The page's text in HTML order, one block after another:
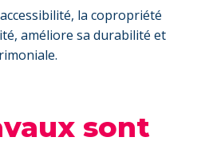
la copropriété
améliore sa durabilité et
sont